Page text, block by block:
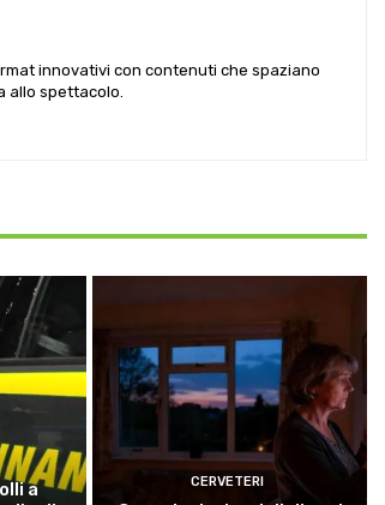
innovativi con contenuti che spaziano
allo spettacolo.
a
CERVETERI